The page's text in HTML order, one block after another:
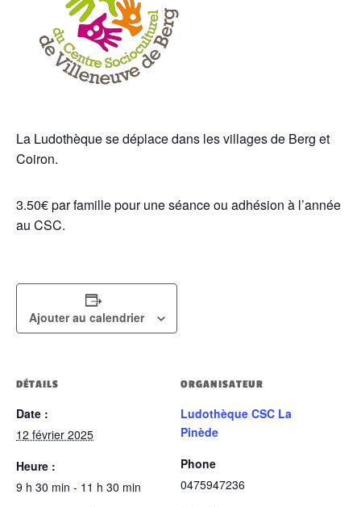
La Ludothèque se déplace dans les villages de Berg et
Coiron.
3.50€ par famille pour une séance ou adhésion à l’année
au CSC.
Ajouter au calendrier
DÉTAILS
Date :
12 février 2025
Heure :
9 h 30 min - 11 h 30 min
ORGANISATEUR
Ludothèque CSC La
Pinède
Phone
0475947236